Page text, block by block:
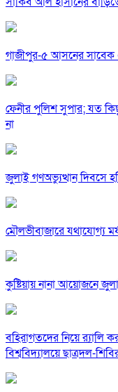
গাজীপুর-৫ আসনের সাবেক
ফেনীর পুলিশ সুপার; যত
না
জুলাই গণঅভ্যুত্থান দিবসে
মৌলভীবাজারে যথাযোগ্য
কুষ্টিয়ায় নানা আয়োজনে
বহিরাগতদের নিয়ে র‍্যালি
বিশ্ববিদ্যালয়ে ছাত্রদল-